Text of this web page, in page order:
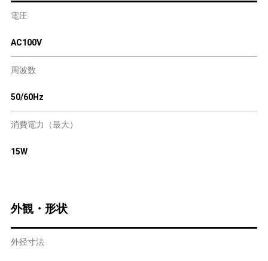
電圧
AC100V
周波数
50/60Hz
消費電力（最大）
15W
外観・形状
外径寸法